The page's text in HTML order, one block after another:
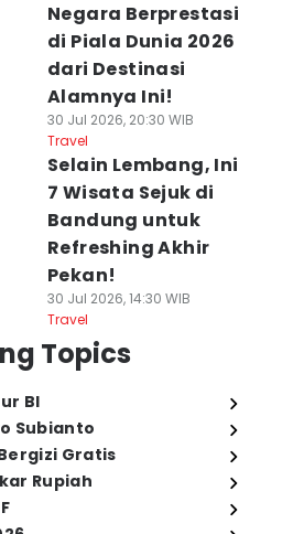
Negara Berprestasi
di Piala Dunia 2026
dari Destinasi
Alamnya Ini!
30 Jul 2026, 20:30 WIB
Travel
Selain Lembang, Ini
7 Wisata Sejuk di
Bandung untuk
Refreshing Akhir
Pekan!
30 Jul 2026, 14:30 WIB
Travel
Topics
BI
Subianto
Gratis
Rupiah